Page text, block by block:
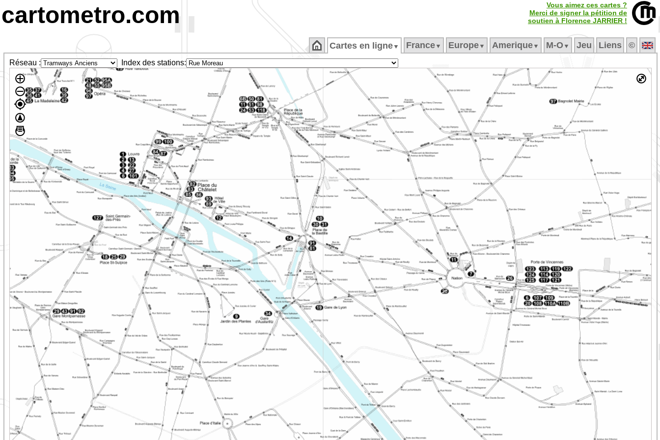
cartometro.com
Vous aimez ces cartes ?
Merci de signer la pétition de
soutien à Florence JARRIER !
Cartes en ligne ▼ France ▼ Europe ▼ Amerique ▼ M‑O ▼ Jeu Liens ©
Réseau : Index des stations: